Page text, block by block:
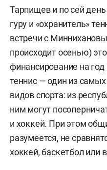
Тарпищев и по сей
гуру и «охранитель»
встречи с
происходит осенью)
финансирование на
теннис — один из
видов спорта: из
ним могут
и хоккей. При этом
разумеется, не
хоккей, баскетбол или